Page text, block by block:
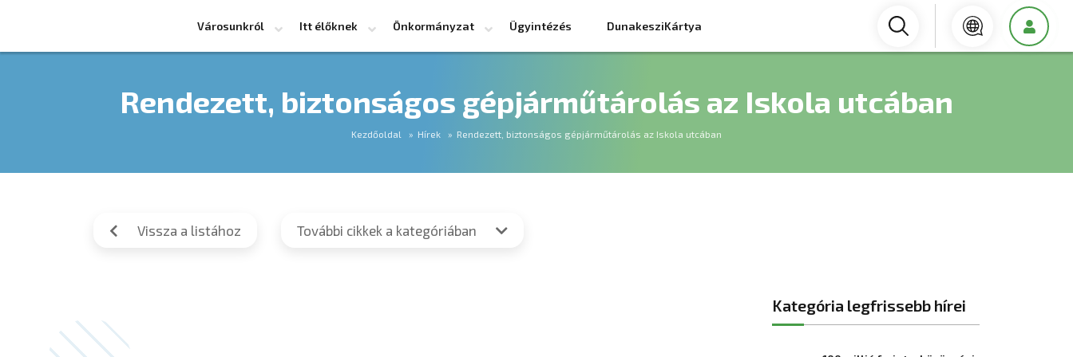
Városunkról Itt élőknek Önkormányzat Ügyintézés DunakesziKártya
Rendezett, biztonságos gépjárműtárolás az Iskola utcában
Kezdőoldal Hírek Rendezett, biztonságos gépjárműtárolás az Iskola utcában
Vissza a listához További cikkek a kategóriában
Kategória legfrissebb hírei